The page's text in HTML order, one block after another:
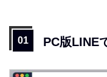
PC版LINE